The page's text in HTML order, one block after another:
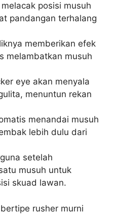
posisi musuh
pandangan terhalang
memberikan efek
melambatkan musuh
eye akan menyala
menuntun rekan
menandai musuh
lebih dulu dari
setelah
musuh untuk
skuad lawan.
rusher murni